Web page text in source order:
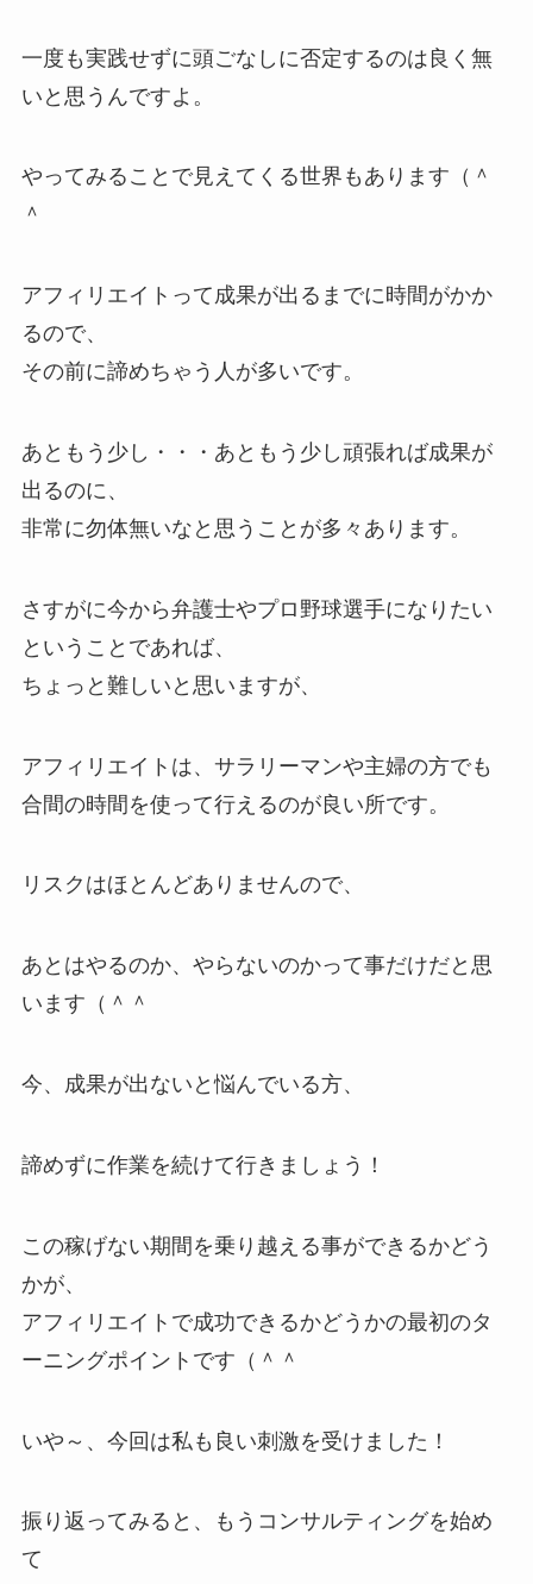
一度も実践せずに頭ごなしに否定するのは良く無
いと思うんですよ。
やってみることで見えてくる世界もあります（＾
＾
アフィリエイトって成果が出るまでに時間がかか
るので、
その前に諦めちゃう人が多いです。
あともう少し・・・あともう少し頑張れば成果が
出るのに、
非常に勿体無いなと思うことが多々あります。
さすがに今から弁護士やプロ野球選手になりたい
ということであれば、
ちょっと難しいと思いますが、
アフィリエイトは、サラリーマンや主婦の方でも
合間の時間を使って行えるのが良い所です。
リスクはほとんどありませんので、
あとはやるのか、やらないのかって事だけだと思
います（＾＾
今、成果が出ないと悩んでいる方、
諦めずに作業を続けて行きましょう！
この稼げない期間を乗り越える事ができるかどう
かが、
アフィリエイトで成功できるかどうかの最初のタ
ーニングポイントです（＾＾
いや～、今回は私も良い刺激を受けました！
振り返ってみると、もうコンサルティングを始め
て